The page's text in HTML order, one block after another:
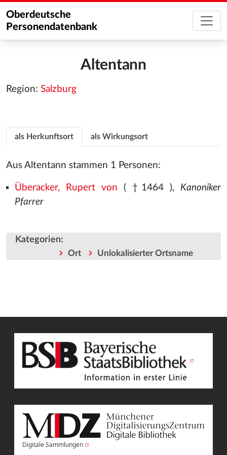
Oberdeutsche
Personendatenbank
Altentann
Region: Salzburg
als Herkunftsort als Wirkungsort
Aus Altentann stammen 1 Personen:
Überacker, Rupert von ( †1464 ), Kanoniker
Pfarrer
Kategorien:
Ort Unlokalisierter Ortsname
Digitale Sammlungen